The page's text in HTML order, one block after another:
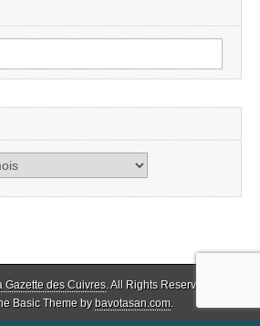
Gazette des Cuivres. All Rights Reserved.
Basic Theme bybavotasan.com.